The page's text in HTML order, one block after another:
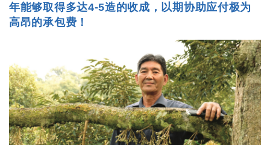
年能够取得多达4-5造的收成，以期协助应付极为
高昂的承包费！